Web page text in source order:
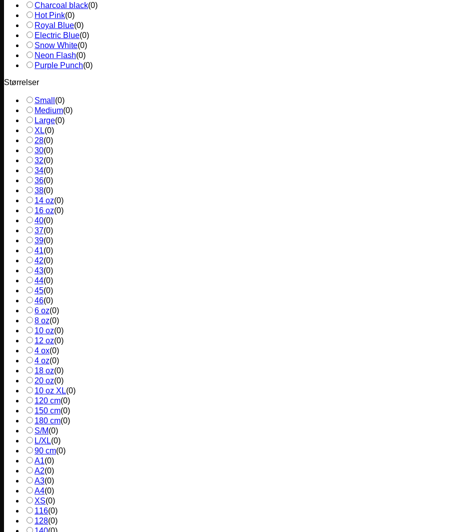
Charcoal black(0)
Hot Pink(0)
Royal Blue(0)
Electric Blue(0)
Snow White(0)
Neon Flash(0)
Purple Punch(0)
Størrelser
Small (0)
Medium(0)
Large(0)
XL(0)
28(0)
30(0)
32(0)
34(0)
36(0)
38(0)
14 oz(0)
16 oz(0)
40(0)
37(0)
39(0)
41(0)
42(0)
43(0)
44(0)
45(0)
46(0)
6 oz(0)
8 oz(0)
10 oz(0)
12 oz(0)
4 ox(0)
4 oz(0)
18 oz(0)
20 oz(0)
10 oz XL(0)
120 cm(0)
150 cm(0)
180 cm(0)
S/M(0)
L/XL(0)
90 cm(0)
A1(0)
A2(0)
A3(0)
A4(0)
XS(0)
116(0)
128(0)